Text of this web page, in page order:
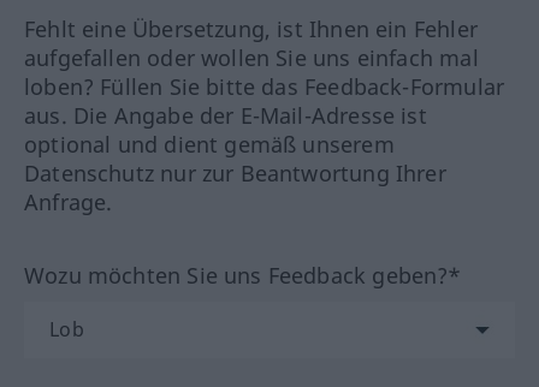
Fehlt eine Übersetzung, ist Ihnen ein Fehler
aufgefallen oder wollen Sie uns einfach mal
loben? Füllen Sie bitte das Feedback-Formular
aus. Die Angabe der E-Mail-Adresse ist
optional und dient gemäß unserem
Datenschutz nur zur Beantwortung Ihrer
Anfrage.
Wozu möchten Sie uns Feedback geben?*